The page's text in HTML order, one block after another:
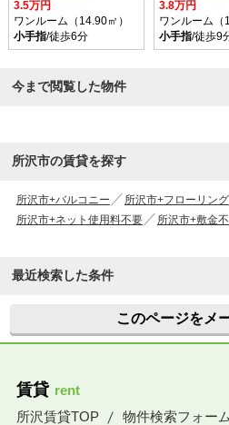
3.5万円
ワンルーム（14.90㎡）
小手指/徒歩6分
3.8万円
ワンルーム（
小手指/徒歩9
今まで閲覧した物件
所沢市の賃貸を探す
所沢市+バルコニー 所沢市+フローリング
所沢市+ネット使用料不要
所沢市+敷金
最近検索した条件
このページをメ
賃貸 rent
所沢賃貸TOP
物件検索フォーム